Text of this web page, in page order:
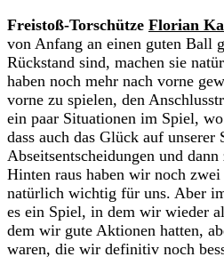
Freistoß-Torschütze Florian
von Anfang an einen guten Ball
Rückstand sind, machen sie
haben noch mehr nach vorne
vorne zu spielen, den
ein paar Situationen im Spiel, wo
dass auch das Glück auf
Abseitsentscheidungen und
Hinten raus haben wir noch
natürlich wichtig für uns. Aber
es ein Spiel, in dem wir wieder
dem wir gute Aktionen hatten,
waren, die wir definitiv noch